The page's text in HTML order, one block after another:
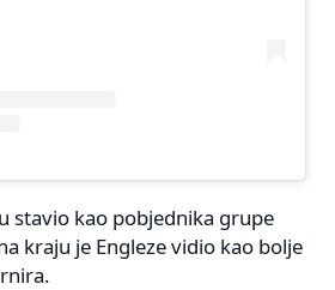
stavio kao pobjednika grupe
kraju je Engleze vidio kao bolje